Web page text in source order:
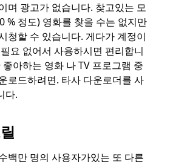
며 광고가 없습니다. 찾고있는 모
% 정도) 영화를 찾을 수는 없지만
청할 수 있습니다. 게다가 계정이
요 없어서 사용하시면 편리합니
좋아하는 영화 나 TV 프로그램 중
로드하려면. 타사 다운로더를 사
다.
백만 명의 사용자가있는 또 다른